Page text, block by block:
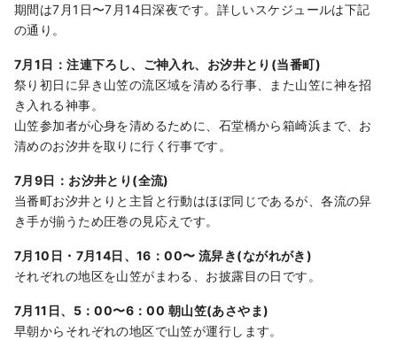
期間は7月1日〜7月14日深夜です。詳しいスケジュールは下記
の通り。
7月1日：注連下ろし、ご神入れ、お汐井とり(当番町)
祭り初日に舁き山笠の流区域を清める行事、また山笠に神を招
き入れる神事。
山笠参加者が心身を清めるために、石堂橋から箱崎浜まで、お
清めのお汐井を取りに行く行事です。
7月9日：お汐井とり(全流)
当番町お汐井とりと主旨と行動はほぼ同じであるが、各流の舁
き手が揃うため圧巻の見応えです。
7月10日・7月14日、16：00〜 流舁き(ながれがき)
それぞれの地区を山笠がまわる、お披露目の日です。
7月11日、5：00〜6：00 朝山笠(あさやま)
早朝からそれぞれの地区で山笠が運行します。